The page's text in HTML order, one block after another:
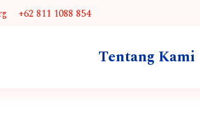
+62 811 1088 854
Tentang Kami